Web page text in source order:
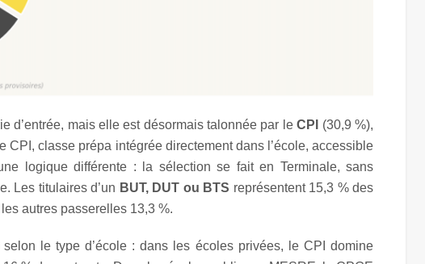
d’entrée, mais elle est désormais talonnée par leCPI
(30,9 %),
CPI, classe prépa intégrée directement dans l’école, accessible
logique différente : la sélection se fait en Terminale, sans
Les titulaires d’un BUT, DUT ou BTS représentent 15,3 % des
autres passerelles 13,3 %.
le type d’école : dans les écoles privées, le CPI domine